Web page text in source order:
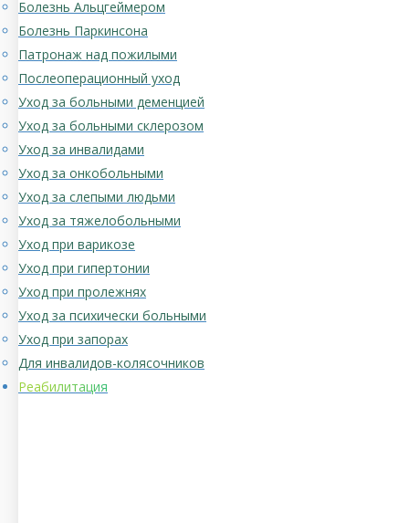
Болезнь Альцгеймером
Болезнь Паркинсона
Патронаж над пожилыми
Послеоперационный уход
Уход за больными деменцией
Уход за больными склерозом
Уход за инвалидами
Уход за онкобольными
Уход за слепыми людьми
Уход за тяжелобольными
Уход при варикозе
Уход при гипертонии
Уход при пролежнях
Уход за психически больными
Уход при запорах
Для инвалидов-колясочников
Реабилитация